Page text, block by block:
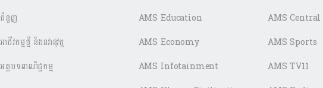
ជំនួញ
អាជីវកម្មថ្មី និងនវានុវត្ត
អត្ថបទពាណិជ្ជកម្ម
AMS Education
AMS Economy
AMS Infotainment
AMS Central
AMS Sports
AMS TV11